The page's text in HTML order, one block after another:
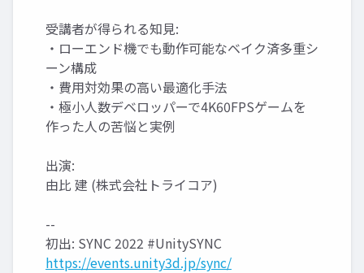
受講者が得られる知見:
・ローエンド機でも動作可能なベイク済多重シ
ーン構成
・費用対効果の高い最適化手法
・極小人数デベロッパーで4K60FPSゲームを
作った人の苦悩と実例
出演:
由比 建 (株式会社トライコア)
--
初出: SYNC 2022 #UnitySYNC
https://events.unity3d.jp/sync/